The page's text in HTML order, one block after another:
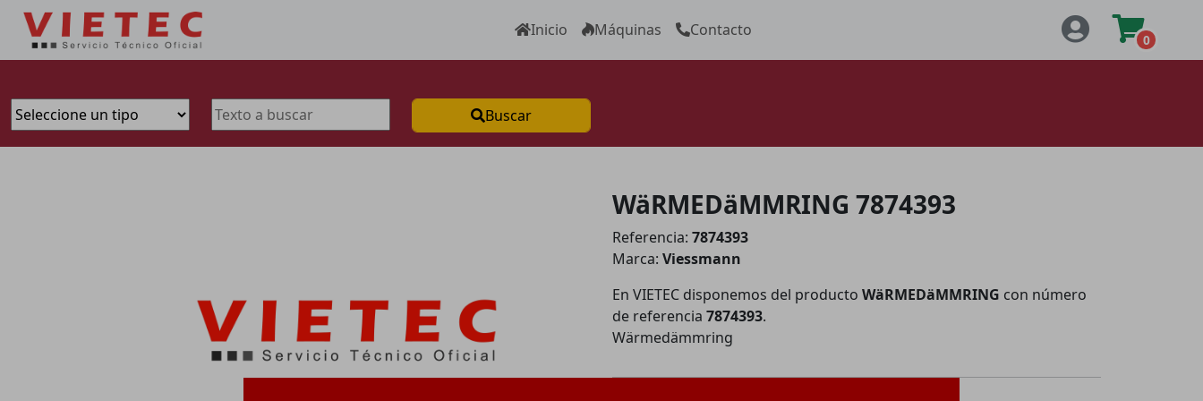
Inicio Máquinas Contacto
0
Buscar
WäRMEDäMMRING 7874393
Referencia: 7874393
Marca: Viessmann
En VIETEC disponemos del producto WäRMEDäMMRING con número
de referencia 7874393.
Wärmedämmring